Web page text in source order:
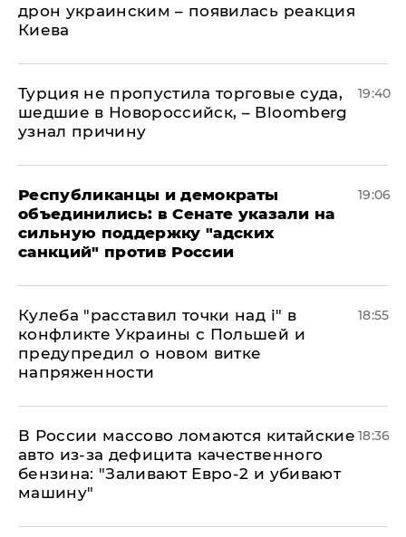
дрон украинским – появилась реакция
Киева
Турция не пропустила торговые суда,
шедшие в Новороссийск, – Bloomberg
узнал причину
19:40
Республиканцы и демократы
объединились: в Сенате указали на
сильную поддержку "адских
санкций" против России
19:06
Кулеба "расставил точки над і" в
конфликте Украины с Польшей и
предупредил о новом витке
напряженности
18:55
В России массово ломаются китайские
авто из-за дефицита качественного
бензина: "Заливают Евро-2 и убивают
машину"
18:36